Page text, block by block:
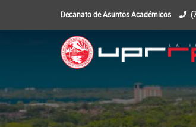
Decanato de Asuntos Académicos